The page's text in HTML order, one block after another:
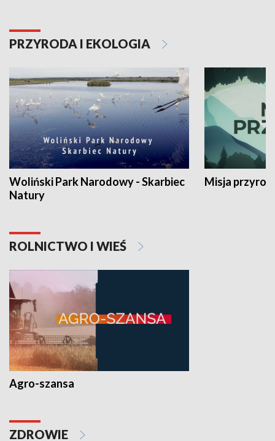
PRZYRODA I EKOLOGIA
Woliński Park Narodowy - Skarbiec
Natury
Misja
ROLNICTWO I WIEŚ
Agro-szansa
ZDROWIE